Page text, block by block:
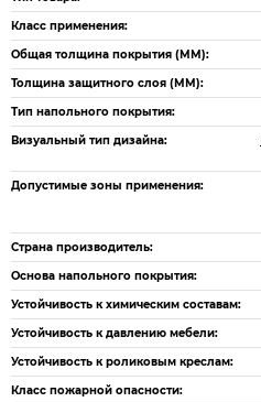
Класс применения:
Общая толщина покрытия (ММ):
Толщина защитного слоя (ММ):
Тип напольного покрытия:
Визуальный тип дизайна:
Допустимые зоны применения:
Страна производитель:
Основа напольного покрытия:
Устойчивость к химическим составам:
Устойчивость к давлению мебели:
Устойчивость к роликовым креслам:
Класс пожарной опасности: